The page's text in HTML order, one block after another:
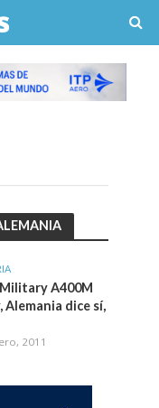
A400M
Alemania dice sí,
2011